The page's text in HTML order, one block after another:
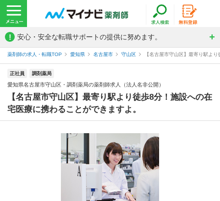
! 安心・安全な転職サポートの提供に努めます。
薬剤師の求人・転職TOP 愛知県 名古屋市 守山区 【名古屋市守山区】最寄り駅よ
正社員 調剤薬局
愛知県名古屋市守山区・調剤薬局の薬剤師求人（法人名非公開）
【名古屋市守山区】最寄り駅より徒歩8分！施設への在
宅医療に携わることができますよ。